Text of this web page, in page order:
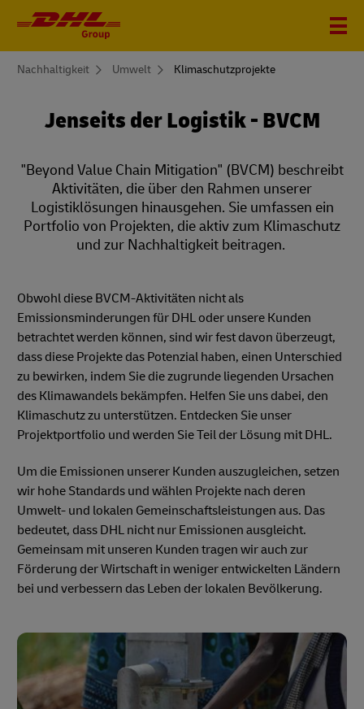
You
Nachhaltigkeit Umwelt Klimaschutzprojekte
Jenseits der Logistik - BVCM
"Beyond Value Chain Mitigation" (BVCM) beschreibt
Aktivitäten, die über den Rahmen unserer
Logistiklösungen hinausgehen. Sie umfassen ein
Portfolio von Projekten, die aktiv zum Klimaschutz
und zur Nachhaltigkeit beitragen.
Obwohl diese BVCM-Aktivitäten nicht als
Emissionsminderungen für DHL oder unsere Kunden
betrachtet werden können, sind wir fest davon überzeugt,
dass diese Projekte das Potenzial haben, einen Unterschied
zu bewirken, indem Sie die zugrunde liegenden Ursachen
des Klimawandels bekämpfen. Helfen Sie uns dabei, den
Klimaschutz zu unterstützen. Entdecken Sie unser
Projektportfolio und werden Sie Teil der Lösung mit DHL.
Um die Emissionen unserer Kunden auszugleichen, setzen
wir hohe Standards und wählen Projekte nach deren
Umwelt- und lokalen Gemeinschaftsleistungen aus. Das
bedeutet, dass DHL nicht nur Emissionen ausgleicht.
Gemeinsam mit unseren Kunden tragen wir auch zur
Förderung der Wirtschaft in weniger entwickelten Ländern
bei und verbessern das Leben der lokalen Bevölkerung.